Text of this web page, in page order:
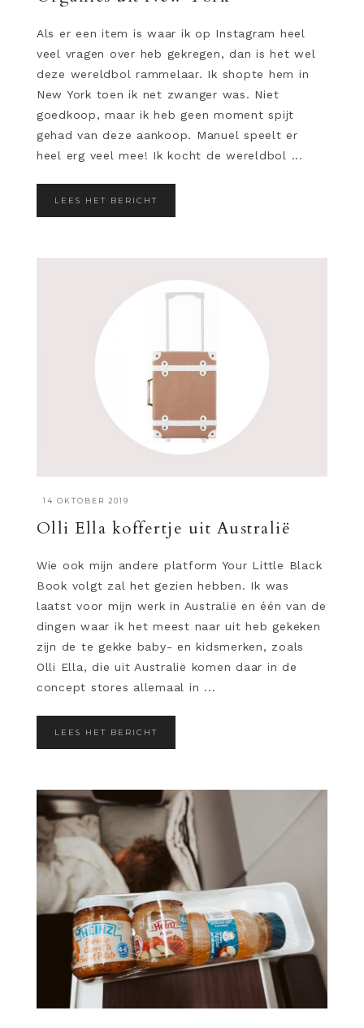
Als er een item is waar ik op Instagram heel
veel vragen over heb gekregen, dan is het wel
deze wereldbol rammelaar. Ik shopte hem in
New York toen ik net zwanger was. Niet
goedkoop, maar ik heb geen moment spijt
gehad van deze aankoop. Manuel speelt er
heel erg veel mee! Ik kocht de wereldbol ...
LEES HET BERICHT
·14 OKTOBER 2019
Olli Ella koffertje uit Australië
Wie ook mijn andere platform Your Little Black
Book volgt zal het gezien hebben. Ik was
laatst voor mijn werk in Australië en één van de
dingen waar ik het meest naar uit heb gekeken
zijn de te gekke baby- en kidsmerken, zoals
Olli Ella, die uit Australië komen daar in de
concept stores allemaal in ...
LEES HET BERICHT